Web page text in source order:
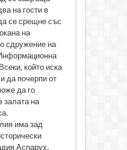
на гости в
се срещне със
на
сдружение на
който иска
да почерпи от
да го
залата на
има зад
Аспарух.